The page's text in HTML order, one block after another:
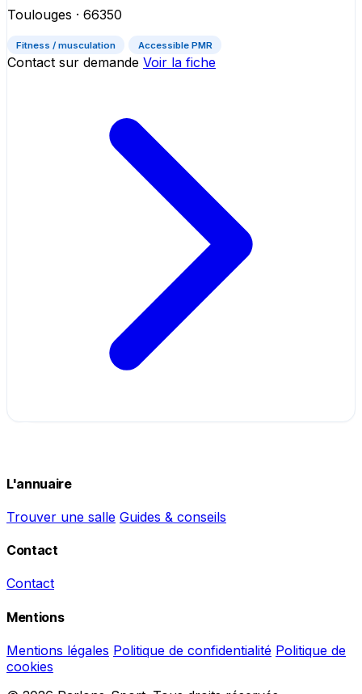
Toulouges · 66350
Fitness / musculation Accessible PMR
Contact sur demande Voir la fiche
L'annuaire
Trouver une salle Guides & conseils
Contact
Contact
Mentions
Mentions légales Politique de confidentialité Politique de
cookies